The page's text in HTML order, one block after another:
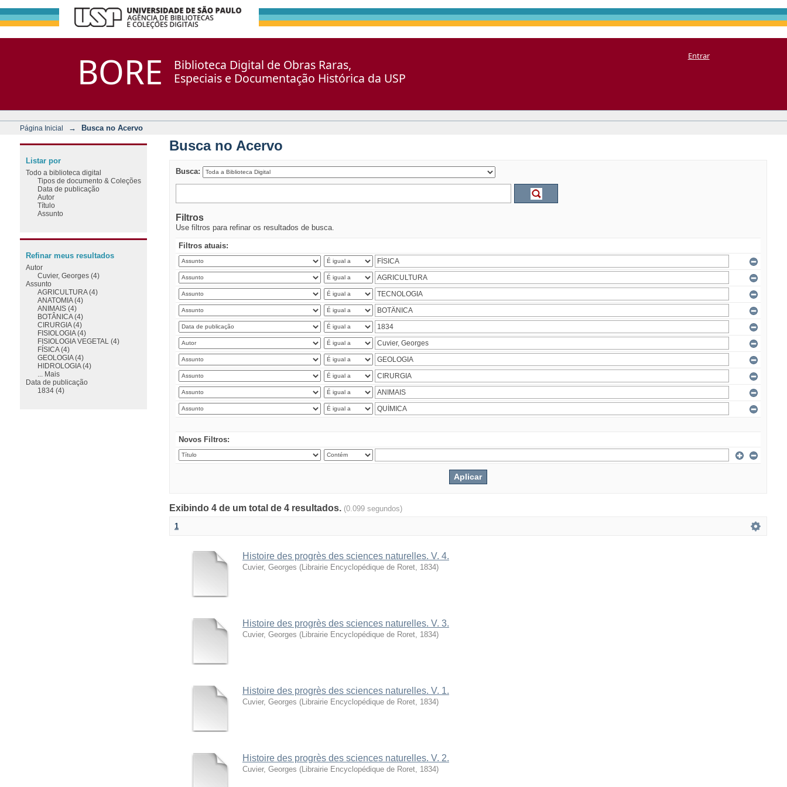
BORE
Biblioteca Digital de Obras Raras,
Especiais e Documentação Histórica da USP
Entrar
Página Inicial → Busca no Acervo
Busca no Acervo
Busca:
Filtros
Use filtros para refinar os resultados de busca.
Filtros atuais:
Novos Filtros:
Exibindo 4 de um total de 4 resultados. (0.099 segundos)
1
Histoire des progrès des sciences naturelles. V. 4.
Cuvier, Georges (Librairie Encyclopédique de Roret, 1834)
Histoire des progrès des sciences naturelles. V. 3.
Cuvier, Georges (Librairie Encyclopédique de Roret, 1834)
Histoire des progrès des sciences naturelles. V. 1.
Cuvier, Georges (Librairie Encyclopédique de Roret, 1834)
Histoire des progrès des sciences naturelles. V. 2.
Cuvier, Georges (Librairie Encyclopédique de Roret, 1834)
Listar por
Todo a biblioteca digital
Tipos de documento & Coleções
Data de publicação
Autor
Título
Assunto
Refinar meus resultados
Autor
Cuvier, Georges (4)
Assunto
AGRICULTURA (4)
ANATOMIA (4)
ANIMAIS (4)
BOTÂNICA (4)
CIRURGIA (4)
FISIOLOGIA (4)
FISIOLOGIA VEGETAL (4)
FÍSICA (4)
GEOLOGIA (4)
HIDROLOGIA (4)
... Mais
Data de publicação
1834 (4)